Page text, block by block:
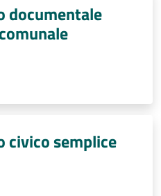
documentale
civico semplice